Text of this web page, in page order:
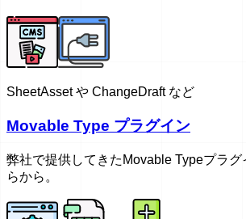
SheetAsset や ChangeDraft など
Movable Type プラグイン
弊社で提供してきたMovable Typeプラグ
らから。